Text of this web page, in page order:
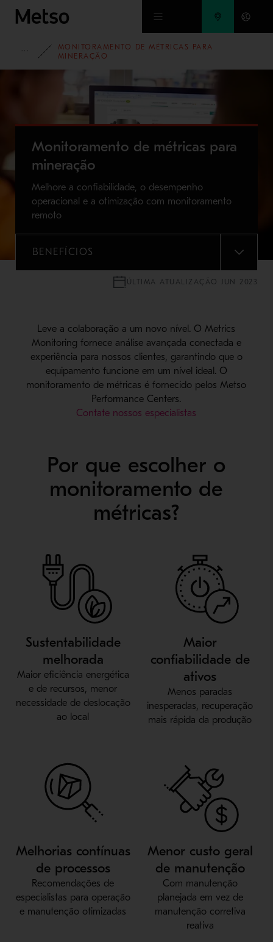
Ir para o conteúdo principal
PORTIFOLIO
MONITORAMENTO DE MÉTRICAS PARA
MINERAÇÃO
Monitoramento de métricas para
mineração
Melhore a confiabilidade, o desempenho
operacional e a otimização com monitoramento
remoto
BENEFÍCIOS
MENU
ÚLTIMA ATUALIZAÇÃO JUN 2023
Leve a colaboração a um novo nível. O Metrics
Monitoring fornece análise avançada conectada e
experiência para nossos clientes, garantindo que o
equipamento funcione em um nível ideal. O
monitoramento de métricas é fornecido pelos Metso
Performance Centers.
Contate nossos especialistas
Por que escolher o
monitoramento de
métricas?
Sustentabilidade
melhorada
Maior eficiência energética
e de recursos, menor
necessidade de deslocação
ao local
Maior
confiabilidade de
ativos
Menos paradas
inesperadas, recuperação
mais rápida da produção
Melhorias contínuas
de processos
Recomendações de
especialistas para operação
e manutenção otimizadas
Menor custo geral
de manutenção
Com manutenção
planejada em vez de
manutenção corretiva
reativa